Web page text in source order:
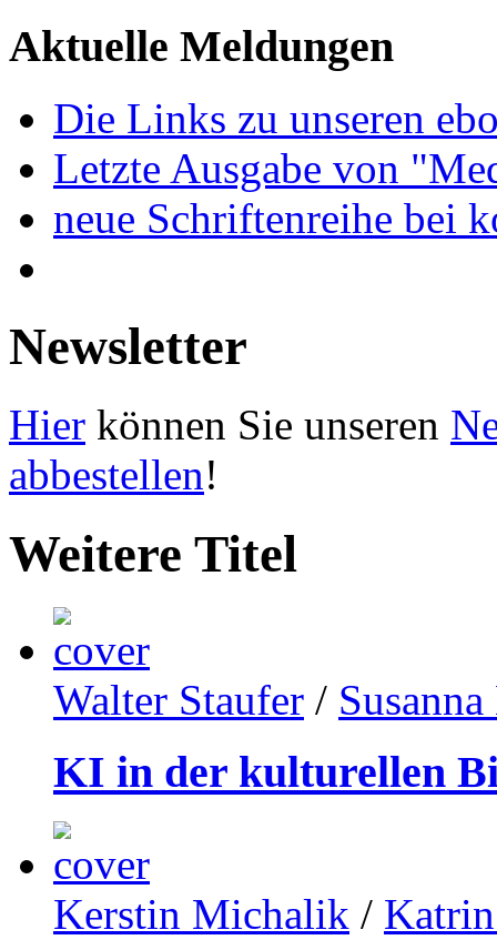
Aktuelle Meldungen
Die Links zu unseren
Letzte Ausgabe von
neue Schriftenreihe bei
Newsletter
Hier können Sie unseren
abbestellen!
Weitere Titel
Walter Staufer /
KI in der kulturellen
Kerstin Michalik /